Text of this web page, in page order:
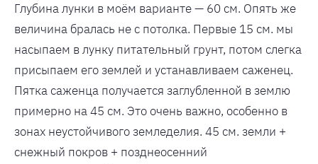
Глубина лунки в моём варианте — 60 см. Опять же
величина бралась не с потолка. Первые 15 см. мы
насыпаем в лунку питательный грунт, потом слегка
присыпаем его землей и устанавливаем саженец.
Пятка саженца получается заглубленной в землю
примерно на 45 см. Это очень важно, особенно в
зонах неустойчивого земледелия. 45 см. земли +
снежный покров + позднеосенний